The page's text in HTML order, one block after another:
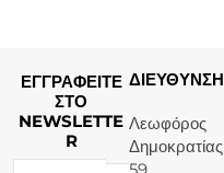
ΕΓΓΡΑΦΕΙΤΕ
ΣΤΟ
NEWSLETTE
R
ΔΙΕΥΘΥΝΣΗ
Λεωφόρος
Δημοκρατίας
59